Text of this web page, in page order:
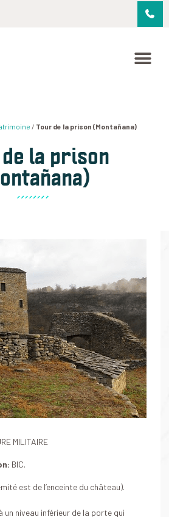
/ Tour de la prison (Montañana)
la prison
MILITAIRE
BIC.
est de l’enceinte du château).
un niveau inférieur de la porte qui